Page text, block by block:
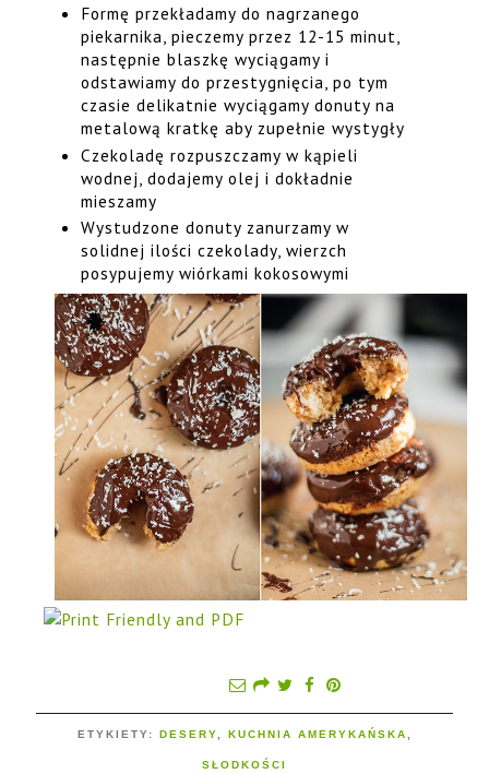
Formę przekładamy do nagrzanego
piekarnika, pieczemy przez 12-15 minut,
następnie blaszkę wyciągamy i
odstawiamy do przestygnięcia, po tym
czasie delikatnie wyciągamy donuty na
metalową kratkę aby zupełnie wystygły
Czekoladę rozpuszczamy w kąpieli
wodnej, dodajemy olej i dokładnie
mieszamy
Wystudzone donuty zanurzamy w
solidnej ilości czekolady, wierzch
posypujemy wiórkami kokosowymi
ETYKIETY: DESERY, KUCHNIA AMERYKAŃSKA,
SŁODKOŚCI